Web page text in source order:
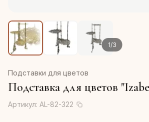
1/3
Подставки для цветов
Подставка для цветов
Артикул: AL-82-322